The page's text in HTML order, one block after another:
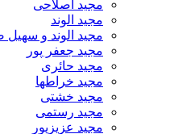
مجید اصلاحی
مجید الوند‎
مجید الوند و سهیل صداقت
مجید جعفر پور
مجید حائری
مجید خراطها
مجید خشتی
مجید رستمی
مجید عزیزپور